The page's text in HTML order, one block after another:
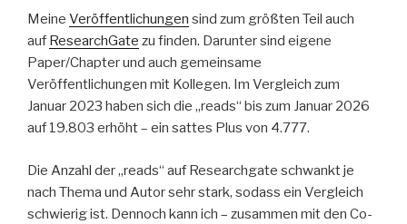
Meine Veröffentlichungen sind zum größten Teil auch
auf ResearchGate zu finden. Darunter sind eigene
Paper/Chapter und auch gemeinsame
Veröffentlichungen mit Kollegen. Im Vergleich zum
Januar 2023 haben sich die „reads“ bis zum Januar 2026
auf 19.803 erhöht – ein sattes Plus von 4.777.
Die Anzahl der „reads“ auf Researchgate schwankt je
nach Thema und Autor sehr stark, sodass ein Vergleich
schwierig ist. Dennoch kann ich – zusammen mit den Co-